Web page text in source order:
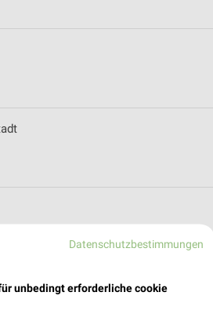
Datenschutzbestimmungen
unbedingt erforderliche cookie